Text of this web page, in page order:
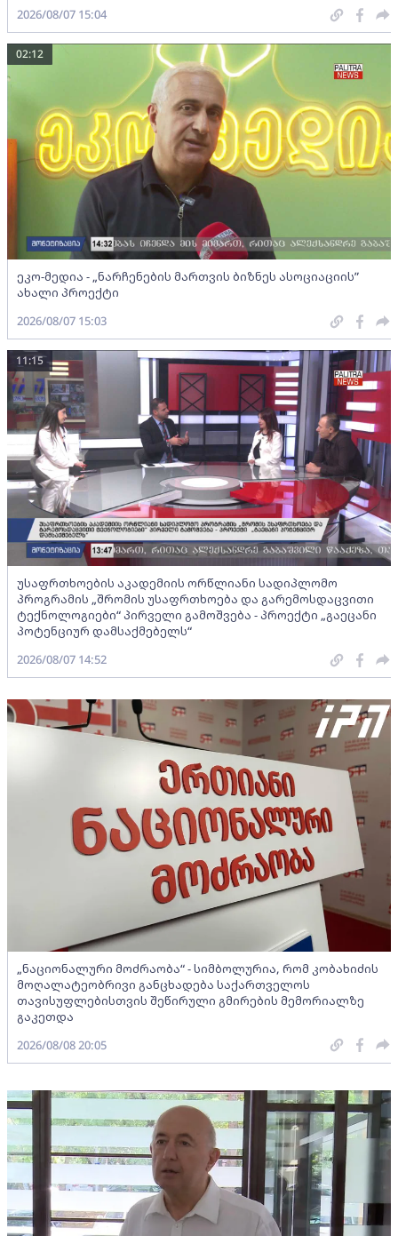
2026/08/07 15:04
ეკო-მედია - „ნარჩენების მართვის ბიზნეს ასოციაციის”
ახალი პროექტი
02:12
2026/08/07 15:03
უსაფრთხოების აკადემიის ორწლიანი სადიპლომო
პროგრამის „შრომის უსაფრთხოება და გარემოსდაცვითი
ტექნოლოგიები“ პირველი გამოშვება - პროექტი „გაეცანი
პოტენციურ დამსაქმებელს“
11:15
2026/08/07 14:52
„ნაციონალური მოძრაობა“ - სიმბოლურია, რომ კობახიძის
მოღალატეობრივი განცხადება საქართველოს
თავისუფლებისთვის შეწირული გმირების მემორიალზე
გაკეთდა
2026/08/08 20:05